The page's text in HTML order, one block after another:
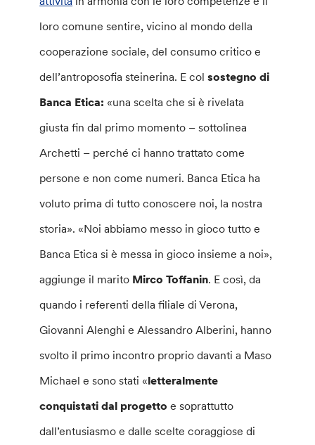
loro comune sentire, vicino al mondo della
cooperazione sociale, del consumo critico e
dell’antroposofia steinerina. E colsostegno di
Banca Etica: «una scelta che si è rivelata
giusta fin dal primo momento – sottolinea
Archetti – perché ci hanno trattato come
persone e non come numeri. Banca Etica ha
voluto prima di tutto conoscere noi, la nostra
storia». «Noi abbiamo messo in gioco tutto e
Banca Etica si è messa in gioco insieme a noi»,
aggiunge il marito Mirco Toffanin. E così, da
quando i referenti della filiale di Verona,
Giovanni Alenghi e Alessandro Alberini, hanno
svolto il primo incontro proprio davanti a Maso
Michael e sono stati «letteralmente
conquistati dal progettoe soprattutto
dall’entusiasmo e dalle scelte coraggiose di